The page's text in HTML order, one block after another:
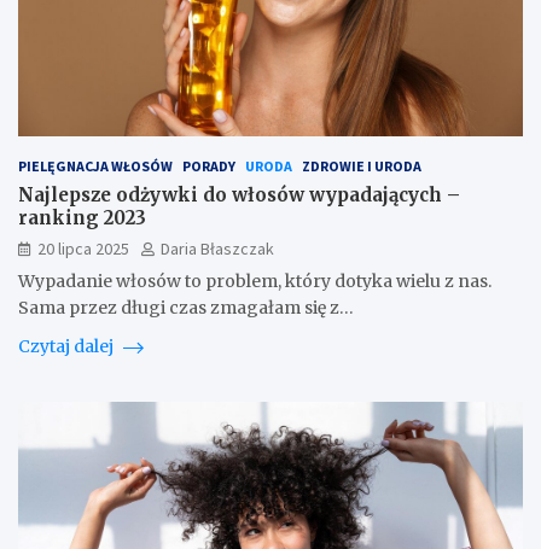
PIELĘGNACJA WŁOSÓW PORADY URODA ZDROWIE I URODA
Najlepsze odżywki do włosów wypadających –
ranking 2023
20 lipca 2025
Daria Błaszczak
Wypadanie włosów to problem, który dotyka wielu z nas.
Sama przez długi czas zmagałam się z…
Czytaj dalej